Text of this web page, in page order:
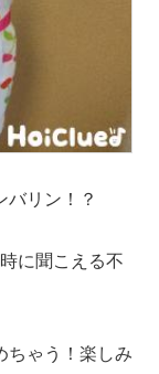
バリン！？
に聞こえる不
ちゃう！楽しみ